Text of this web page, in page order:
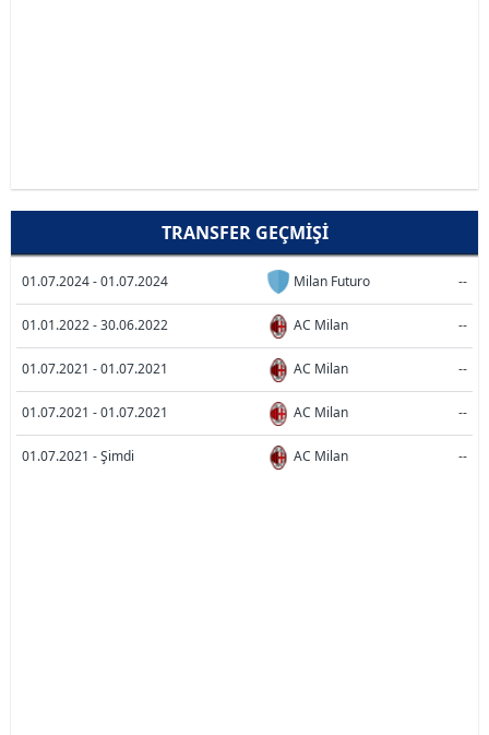
TRANSFER GEÇMIŞI
01.07.2024 - 01.07.2024 Milan Futuro --
01.01.2022 - 30.06.2022 AC Milan --
01.07.2021 - 01.07.2021 AC Milan --
01.07.2021 - 01.07.2021 AC Milan --
01.07.2021 - Şimdi AC Milan --